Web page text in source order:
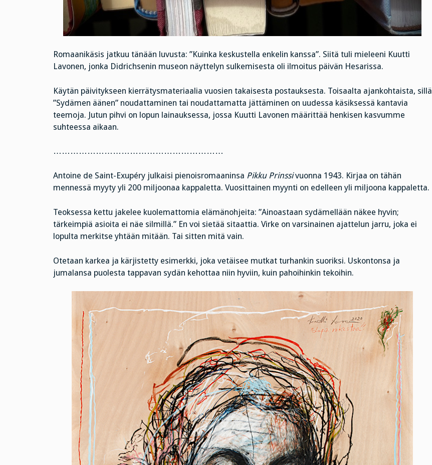
Romaanikäsis jatkuu tänään luvusta: ”Kuinka keskustella enkelin kanssa”. Siitä tuli mieleeni Kuutti
Lavonen, jonka Didrichsenin museon näyttelyn sulkemisesta oli ilmoitus päivän Hesarissa.
Käytän päivitykseen kierrätysmateriaalia vuosien takaisesta postauksesta. Toisaalta ajankohtaista, sillä
”Sydämen äänen” noudattaminen tai noudattamatta jättäminen on uudessa käsiksessä kantavia
teemoja. Jutun pihvi on lopun lainauksessa, jossa Kuutti Lavonen määrittää henkisen kasvumme
suhteessa aikaan.
……………………………………………………
Antoine de Saint-Exupéry julkaisi pienoisromaaninsa Pikku Prinssivuonna 1943. Kirjaa on tähän
mennessä myyty yli 200 miljoonaa kappaletta. Vuosittainen myynti on edelleen yli miljoona kappaletta.
Teoksessa kettu jakelee kuolemattomia elämänohjeita: ”Ainoastaan sydämellään näkee hyvin;
tärkeimpiä asioita ei näe silmillä.” En voi sietää sitaattia. Virke on varsinainen ajattelun jarru, joka ei
lopulta merkitse yhtään mitään. Tai sitten mitä vain.
Otetaan karkea ja kärjistetty esimerkki, joka vetäisee mutkat turhankin suoriksi. Uskontonsa ja
jumalansa puolesta tappavan sydän kehottaa niin hyviin, kuin pahoihinkin tekoihin.